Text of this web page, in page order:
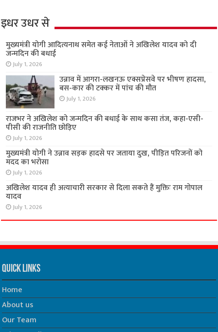
इधर उधर से
मुख्यमंत्री योगी आदित्यनाथ समेत कई नेताओं ने अखिलेश यादव को दी
जन्मदिन की बधाई
July 1, 2026
उन्नाव में आगरा-लखनऊ एक्सप्रेसवे पर भीषण हादसा,
बस-कार की टक्कर में पांच की मौत
July 1, 2026
राजभर ने अखिलेश को जन्मदिन की बधाई के साथ कसा तंज, कहा-एसी-
पीसी की राजनीति छोड़िए
July 1, 2026
मुख्यमंत्री योगी ने उन्नाव सड़क हादसे पर जताया दुख, पीड़ित परिजनों को
मदद का भरोसा
July 1, 2026
अखिलेश यादव ही अत्याचारी सरकार से दिला सकते हैं मुक्तिः राम गोपाल
यादव
July 1, 2026
Quick Links
Home
About us
Our Team